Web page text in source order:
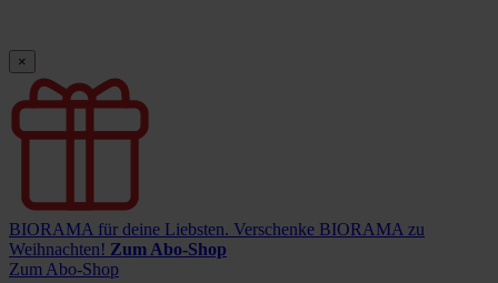
×
BIORAMA für deine Liebsten. Verschenke BIORAMA zu
Weihnachten! Zum Abo-Shop
Zum Abo-Shop